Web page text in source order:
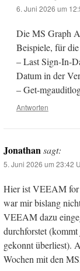
6. Juni 2026 um
Die MS Graph
Beispiele, für
– Last Sign-In-
Datum in der
– Get-
Antworten
Jonathansagt:
5. Juni 2026 um 23:42
Hier ist VEEAM for
war mir bislang
VEEAM dazu
durchforstet
gekonnt überliest).
Wochen mit den